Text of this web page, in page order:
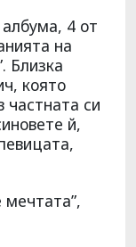
4 от
на
Близка
която
частната си
й,